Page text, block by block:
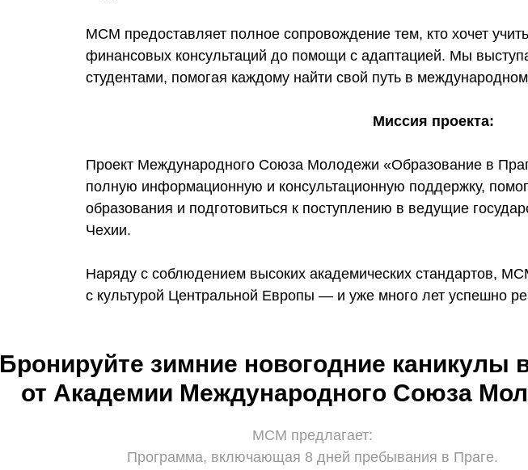
МСМ предоставляет полное сопровождение тем, кто хочет
финансовых консультаций до помощи с адаптацией. Мы
студентами, помогая каждому найти свой путь в
Миссия проекта:
Проект Международного Союза Молодежи «Образование в
полную информационную и консультационную поддержку,
образования и подготовиться к поступлению в ведущие
Чехии.
Наряду с соблюдением высоких академических стандартов,
с культурой Центральной Европы — и уже много лет успешно
Бронируйте зимние новогодние каникулы
от Академии Международного Союза
МСМ предлагает:
Программа, включающая 8 дней пребывания в Праге.